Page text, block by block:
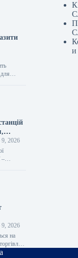
час
2026
–
в
2026
на
и